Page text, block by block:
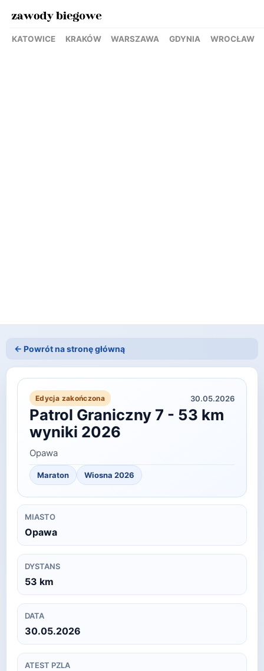
KATOWICE KRAKÓW WARSZAWA GDYNIA WROCŁAW
← Powrót na stronę główną
Edycja zakończona 30.05.2026
Patrol Graniczny 7 - 53 km
wyniki 2026
Opawa
Maraton Wiosna 2026
MIASTO
Opawa
DYSTANS
53 km
DATA
30.05.2026
ATEST PZLA